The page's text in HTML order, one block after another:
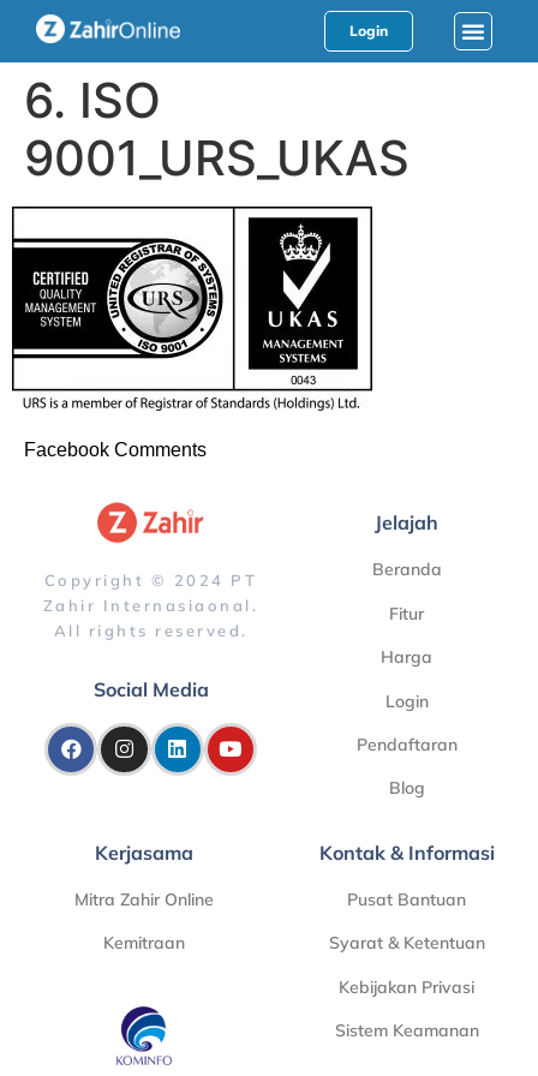
Login
6. ISO
9001_URS_UKAS
Facebook Comments
Copyright © 2024 PT
Zahir Internasiaonal.
All rights reserved.
Social Media
Jelajah
Beranda
Fitur
Harga
Login
Pendaftaran
Blog
Kerjasama
Mitra Zahir Online
Kemitraan
Kontak & Informasi
Pusat Bantuan
Syarat & Ketentuan
Kebijakan Privasi
Sistem Keamanan